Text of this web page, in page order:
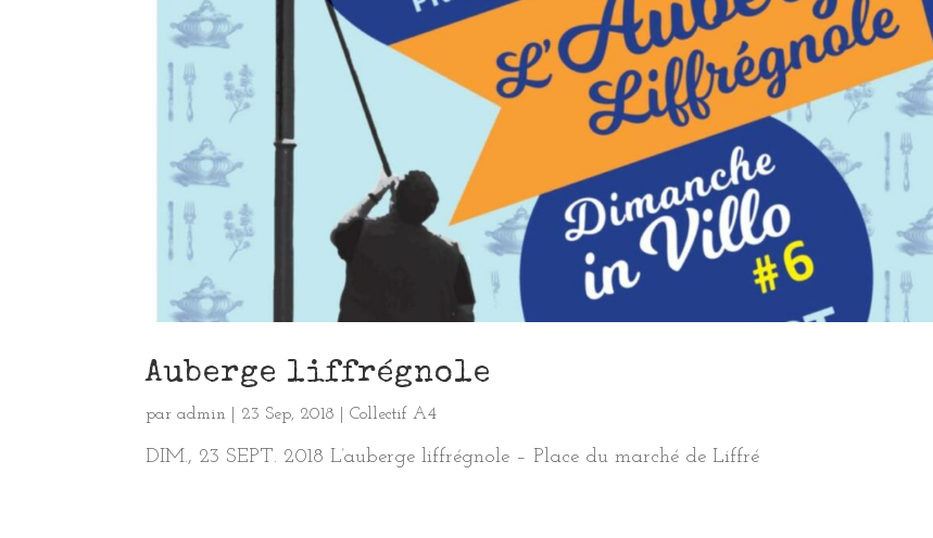
Auberge liffrégnole
paradmin 23 Sep, 2018 |Collectif A4
DIM., 23 SEPT. 2018 L’auberge liffrégnole – Place du marché de Liffré